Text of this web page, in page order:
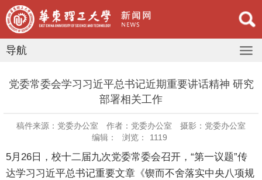
导航
​党委常委会学习习近平总书记近期重要讲话精神 研究
部署相关工作
稿件来源：党委办公室 作者：党委办公室
摄影：党委办公室
编辑：
浏览： 1119
5月26日，校十二届九次党委常委会召开，“第一议题”传
达学习习近平总书记重要文章《锲而不舍落实中央八项规